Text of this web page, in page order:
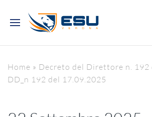
Home » Decreto del Direttore n. 192
DD_n 192 del 17.09.2025